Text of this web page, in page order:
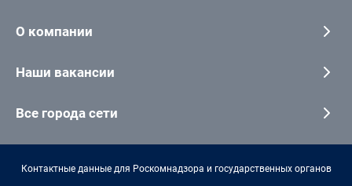
О компании
Наши вакансии
Все города сети
Контактные данные для Роскомнадзора и государственных органов